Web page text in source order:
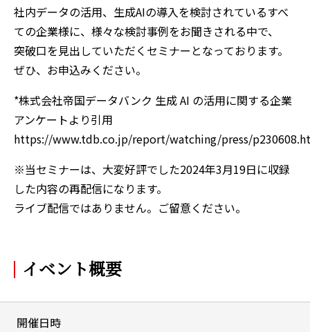
社内データの活用、生成AIの導入を検討されているすべ
ての企業様に、様々な検討事例をお聞きされる中で、
突破口を見出していただくセミナーとなっております。
ぜひ、お申込みください。
*株式会社帝国データバンク 生成 AI の活用に関する企業
アンケートより引用
https://www.tdb.co.jp/report/watching/press/
※当セミナーは、大変好評でした2024年3月19日に収録
した内容の再配信になります。
ライブ配信ではありません。ご留意ください。
イベント概要
開催日時